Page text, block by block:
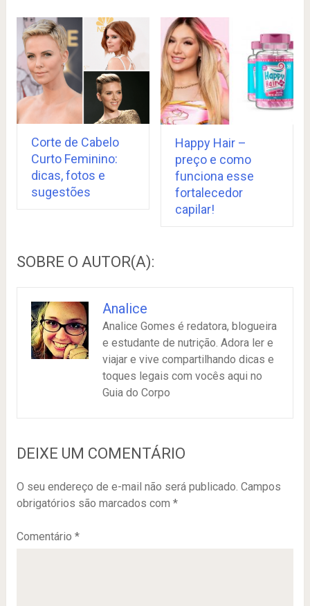
Corte de Cabelo
Curto Feminino:
dicas, fotos e
sugestões
Happy Hair –
preço e como
funciona esse
fortalecedor
capilar!
SOBRE O AUTOR(A):
Analice
Analice Gomes é redatora, blogueira
e estudante de nutrição. Adora ler e
viajar e vive compartilhando dicas e
toques legais com vocês aqui no
Guia do Corpo
DEIXE UM COMENTÁRIO
O seu endereço de e-mail não será publicado. Campos
obrigatórios são marcados com *
Comentário *